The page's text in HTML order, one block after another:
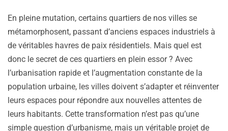
En pleine mutation, certains quartiers de nos villes se
métamorphosent, passant d’anciens espaces industriels à
de véritables havres de paix résidentiels. Mais quel est
donc le secret de ces quartiers en plein essor ? Avec
l’urbanisation rapide et l’augmentation constante de la
population urbaine, les villes doivent s’adapter et réinventer
leurs espaces pour répondre aux nouvelles attentes de
leurs habitants. Cette transformation n’est pas qu’une
simple question d’urbanisme, mais un véritable projet de